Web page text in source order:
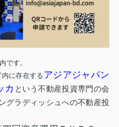
です。
に存在する アジアジャパン
カ という不動産投資専門の会
グラディッシュへの不動産投